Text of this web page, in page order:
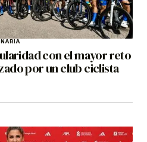
con el mayor reto
por un club ciclista